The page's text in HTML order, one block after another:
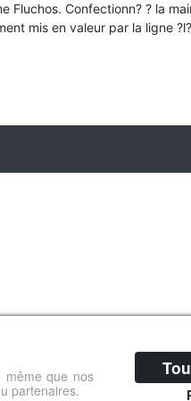
Fluchos. Confectionn? ? la
mis en valeur par la ligne
même que nos
partenaires.